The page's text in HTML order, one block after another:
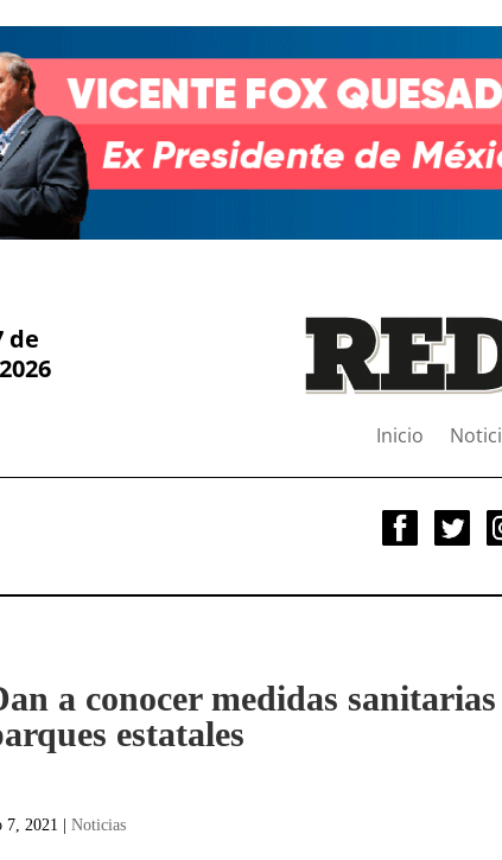
de
Inicio
a conocer medidas
estatales
7, 2021 |Noticias